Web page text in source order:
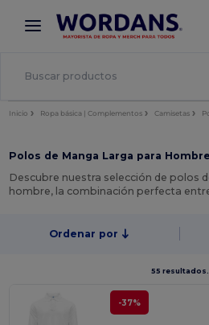
× App de Wordans
¡Mejores precios en app!
Inicio Ropa básica | Complementos Camisetas
Polos de Manga Larga para Hombre
Descubre nuestra selección de polos
hombre, la combinación perfecta
Ordenar por
55 resultados.
-37%